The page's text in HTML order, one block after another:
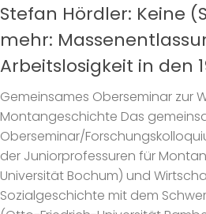
Stefan Hördler: Keine
mehr:
Arbeitslosigkeit in den
Gemeinsames Oberseminar zur
Montangeschichte Das
Oberseminar/
der Juniorprofessuren für
Universität Bochum) und
Sozialgeschichte mit dem